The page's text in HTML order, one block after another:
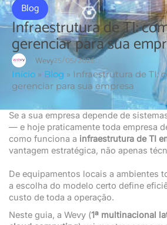
Blog
Infraestrutura de TI:
gerenciar para sua
Wevy25/05/2026
Início » Blog » Infraestrutura de TI:
gerenciar para sua empresa
Se a sua empresa depende de
— e hoje praticamente toda empresa
como funciona a infraestrutura de TI
vantagem estratégica, não apenas
De equipamentos locais a ambientes
a escolha do modelo certo define
custo de toda a operação.
Neste guia, a Wevy (1ª multinacional